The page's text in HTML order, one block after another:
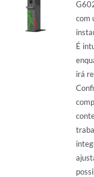
com
É
irá